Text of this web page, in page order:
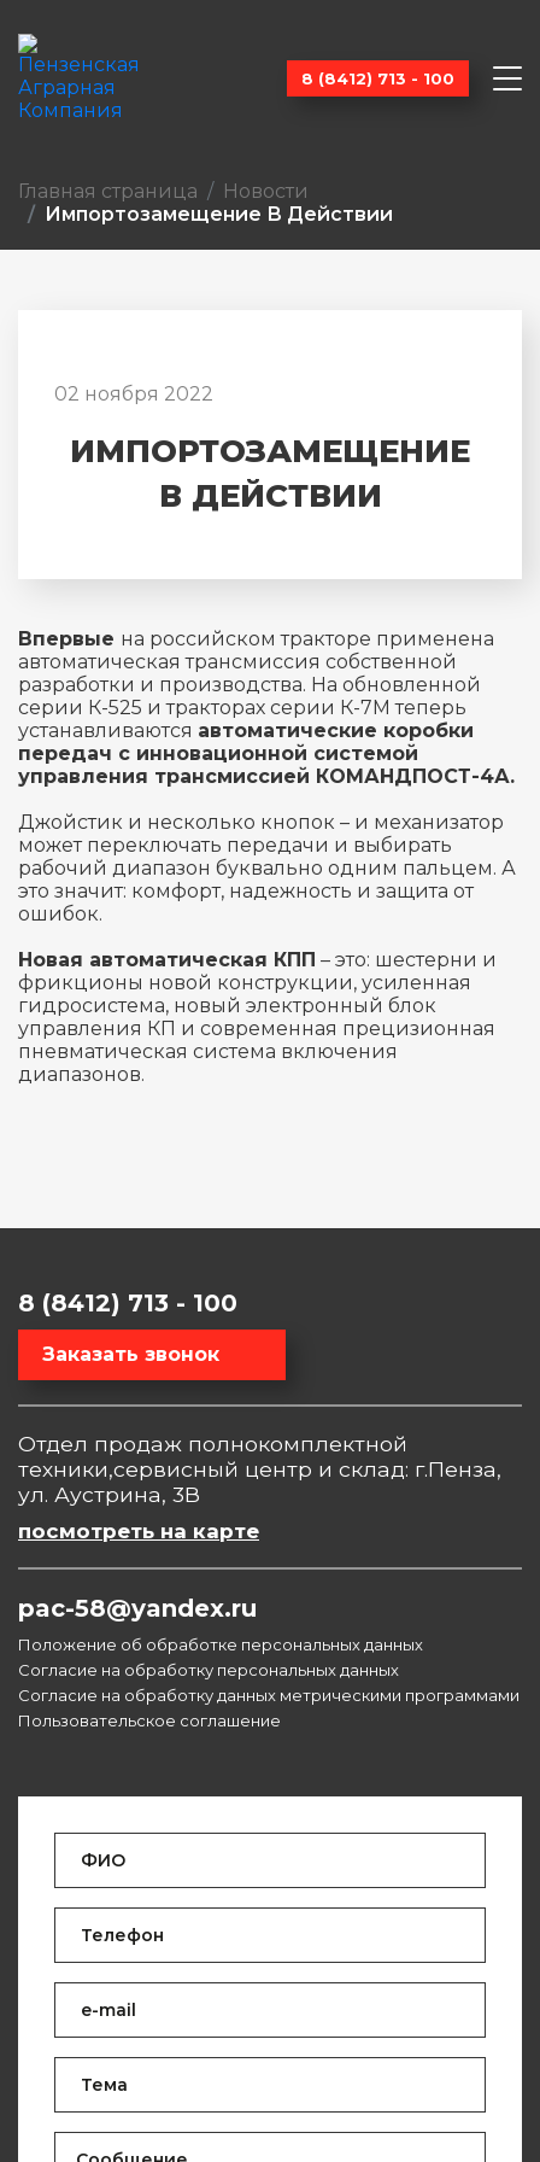
8 (8412) 713 - 100
Главная страница
Новости
Импортозамещение В Действии
02 ноября 2022
ИМПОРТОЗАМЕЩЕНИЕ
В ДЕЙСТВИИ
Впервые на российском тракторе применена
автоматическая трансмиссия собственной
разработки и производства. На обновленной
серии К-525 и тракторах серии К-7М теперь
устанавливаются автоматические коробки
передач с инновационной системой
управления трансмиссией КОМАНДПОСТ-4А.
Джойстик и несколько кнопок – и механизатор
может переключать передачи и выбирать
рабочий диапазон буквально одним пальцем. А
это значит: комфорт, надежность и защита от
ошибок.
Новая автоматическая КПП – это: шестерни и
фрикционы новой конструкции, усиленная
гидросистема, новый электронный блок
управления КП и современная прецизионная
пневматическая система включения
диапазонов.
8 (8412) 713 - 100
Заказать звонок
Отдел продаж полнокомплектной
техники,сервисный центр и склад: г.Пенза,
ул. Аустрина, 3В
посмотреть на карте
pac-58@yandex.ru
Положение об обработке персональных данных
Согласие на обработку персональных данных
Согласие на обработку данных метрическими программами
Пользовательское соглашение